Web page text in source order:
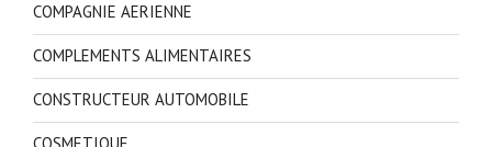
COMPAGNIE AERIENNE
COMPLEMENTS ALIMENTAIRES
CONSTRUCTEUR AUTOMOBILE